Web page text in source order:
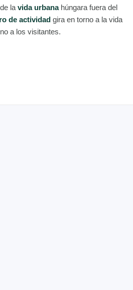
la vida urbanahúngara fuera del
de actividad gira en torno a la vida
a los visitantes.